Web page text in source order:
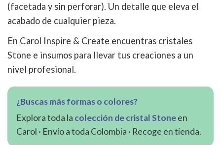
(facetada y sin perforar). Un detalle que eleva el
acabado de cualquier pieza.
En Carol Inspire & Create encuentras cristales
Stone e insumos para llevar tus creaciones a un
nivel profesional.
¿Buscas más formas o colores?
Explora toda la colección de cristal Stoneen
Carol · Envío a toda Colombia · Recoge en tienda.